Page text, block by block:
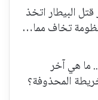
البيطار اتخذ
تخاف مما…
ما هي آخر
المحذوفة؟